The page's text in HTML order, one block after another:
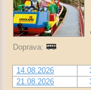
Doprava:
14.08.2026
21.08.2026